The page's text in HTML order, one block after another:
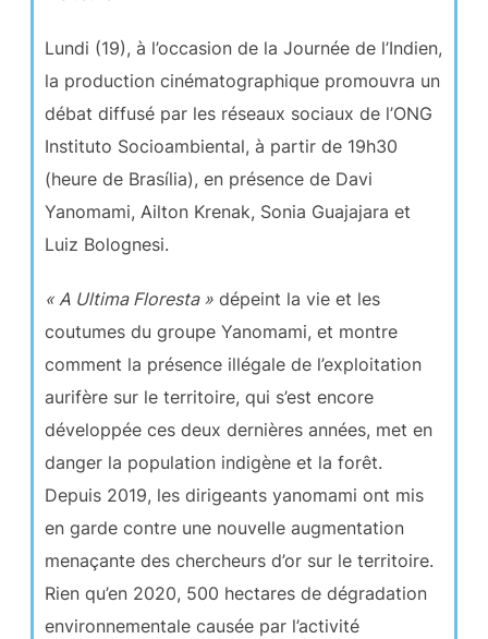
Lundi (19), à l’occasion de la Journée de l’Indien,
la production cinématographique promouvra un
débat diffusé par les réseaux sociaux de l’ONG
Instituto Socioambiental, à partir de 19h30
(heure de Brasília), en présence de Davi
Yanomami, Ailton Krenak, Sonia Guajajara et
Luiz Bolognesi.
« A Ultima Floresta »dépeint la vie et les
coutumes du groupe Yanomami, et montre
comment la présence illégale de l’exploitation
aurifère sur le territoire, qui s’est encore
développée ces deux dernières années, met en
danger la population indigène et la forêt.
Depuis 2019, les dirigeants yanomami ont mis
en garde contre une nouvelle augmentation
menaçante des chercheurs d’or sur le territoire.
Rien qu’en 2020, 500 hectares de dégradation
environnementale causée par l’activité